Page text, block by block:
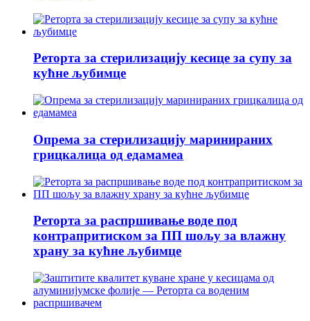
Реторта за стерилизацију кесице за супу за
кућне љубимце
Опрема за стерилизацију маринираних
грицкалица од едамамеа
Реторта за распршивање воде под
контрапритиском за ПП шољу за влажну
храну за кућне љубимце